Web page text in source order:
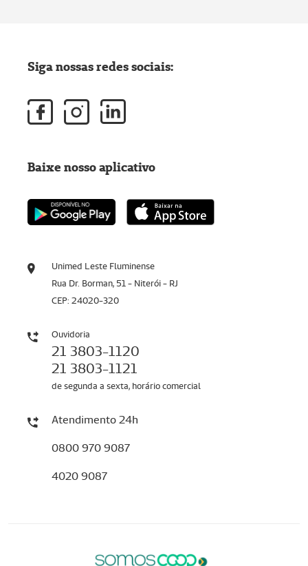
Unimed Leste Fluminense
Rua Dr. Borman, 51 - Niterói - RJ
CEP: 24020-320
Ouvidoria
21 3803-1120
21 3803-1121
de segunda a sexta, horário comercial
Atendimento 24h
0800 970 9087
4020 9087
Siga nossas redes sociais:
Baixe nosso aplicativo